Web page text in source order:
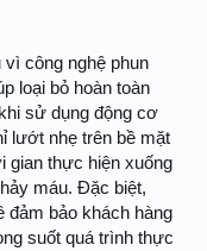
vì công nghệ phun
loại bỏ hoàn toàn
sử dụng động cơ
lướt nhẹ trên bề mặt
gian thực hiện xuống
máu. Đặc biệt,
đảm bảo khách hàng
suốt quá trình thực